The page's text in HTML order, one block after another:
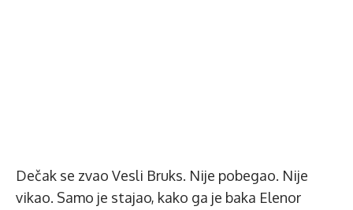
Dečak se zvao Vesli Bruks. Nije pobegao. Nije
vikao. Samo je stajao, kako ga je baka Elenor